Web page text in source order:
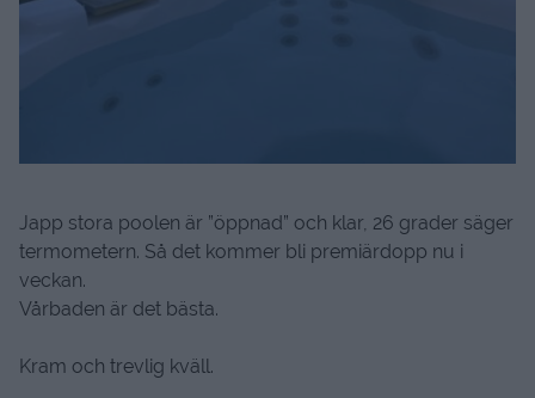
Japp stora poolen är ”öppnad” och klar, 26 grader säger
termometern. Så det kommer bli premiärdopp nu i
veckan.
Vårbaden är det bästa.
Kram och trevlig kväll.